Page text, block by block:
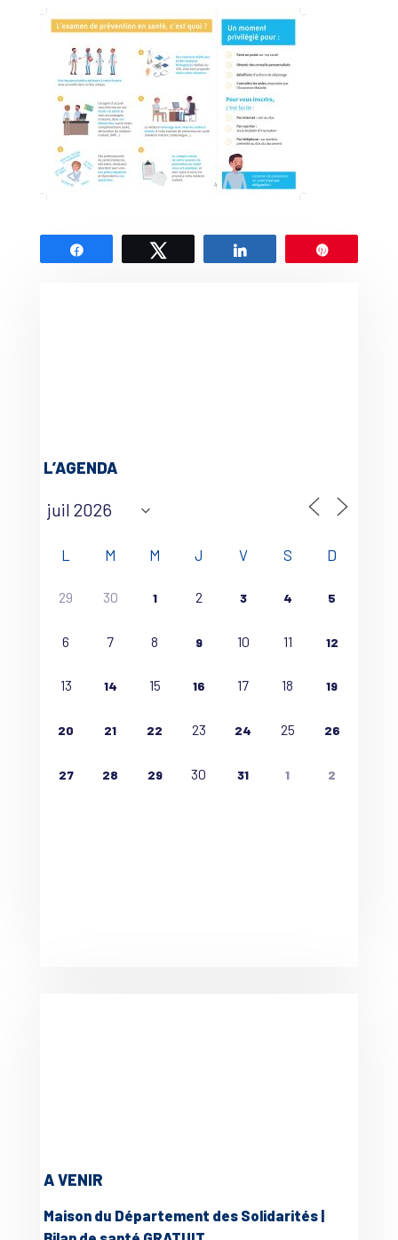
L’AGENDA
L M M J V S D
29 30 1 2 3 4 5
6 7 8 9 10 11 12
13 14 15 16 17 18 19
20 21 22 23 24 25 26
27 28 29 30 31 1 2
A VENIR
Maison du Département des Solidarités |